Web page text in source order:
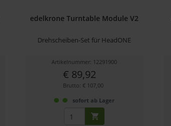
edelkrone Turntable Module V2
Drehscheiben-Set für HeadONE
Artikelnummer: 12291900
€ 89,92
Brutto: € 107,00
sofort ab Lager